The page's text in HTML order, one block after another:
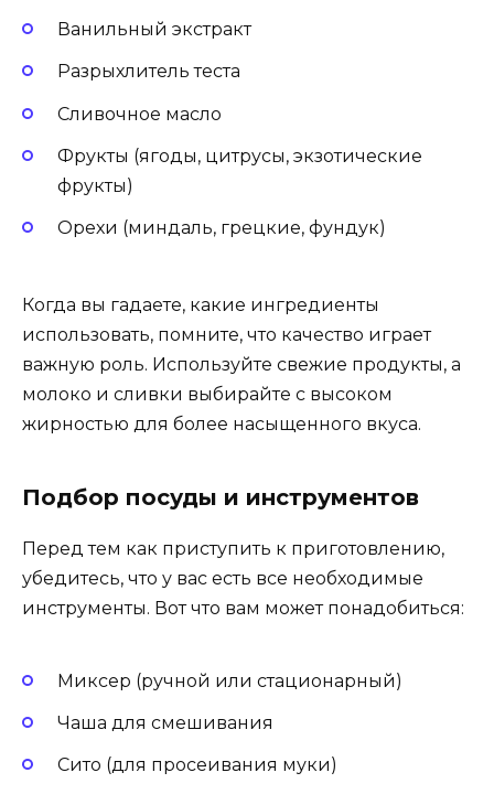
Ванильный экстракт
Разрыхлитель теста
Сливочное масло
Фрукты (ягоды, цитрусы, экзотические
фрукты)
Орехи (миндаль, грецкие, фундук)
Когда вы гадаете, какие ингредиенты
использовать, помните, что качество играет
важную роль. Используйте свежие продукты, а
молоко и сливки выбирайте с высоком
жирностью для более насыщенного вкуса.
Подбор посуды и инструментов
Перед тем как приступить к приготовлению,
убедитесь, что у вас есть все необходимые
инструменты. Вот что вам может понадобиться:
Миксер (ручной или стационарный)
Чаша для смешивания
Сито (для просеивания муки)